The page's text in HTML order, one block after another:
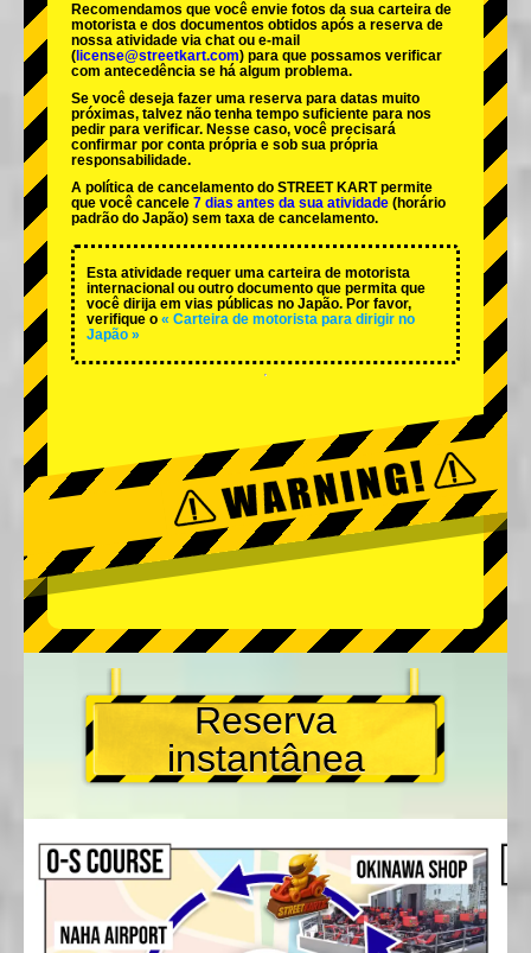
Recomendamos que você envie fotos da sua carteira de
motorista e dos documentos obtidos após a reserva de
nossa atividade via chat ou e-mail
( license@streetkart.com) para que possamos verificar
com antecedência se há algum problema.
Se você deseja fazer uma reserva para datas muito
próximas, talvez não tenha tempo suficiente para nos
pedir para verificar. Nesse caso, você precisará
confirmar por conta própria e sob sua própria
responsabilidade.
A política de cancelamento do STREET KART permite
que você cancele 7 dias antes da sua atividade (horário
padrão do Japão) sem taxa de cancelamento.
Esta atividade requer uma carteira de motorista
internacional ou outro documento que permita que
você dirija em vias públicas no Japão. Por favor,
verifique o « Carteira de motorista para dirigir no
Japão »
Reserva
instantânea